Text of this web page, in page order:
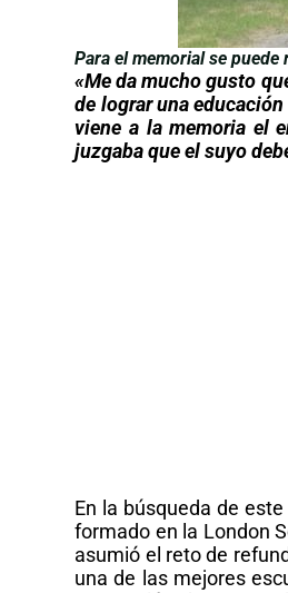
Para el memorial se
«Me da mucho gusto
de lograr una
viene a la memoria el
juzgaba que el suyo
En la búsqueda de
formado en la London
asumió el reto de
una de las mejores